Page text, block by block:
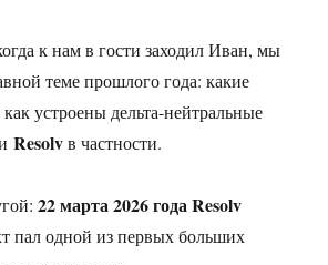
к нам в гости заходил Иван, мы
теме прошлого года: какие
устроены дельта-нейтральные
иResolvв частности.
22 марта 2026 года Resolv
пал одной из первых больших